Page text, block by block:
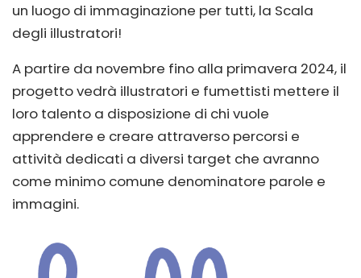
un luogo di immaginazione per tutti, la Scala
degli illustratori!
A partire da novembre fino alla primavera 2024, il
progetto vedrà illustratori e fumettisti mettere il
loro talento a disposizione di chi vuole
apprendere e creare attraverso percorsi e
attività dedicati a diversi target che avranno
come minimo comune denominatore parole e
immagini.